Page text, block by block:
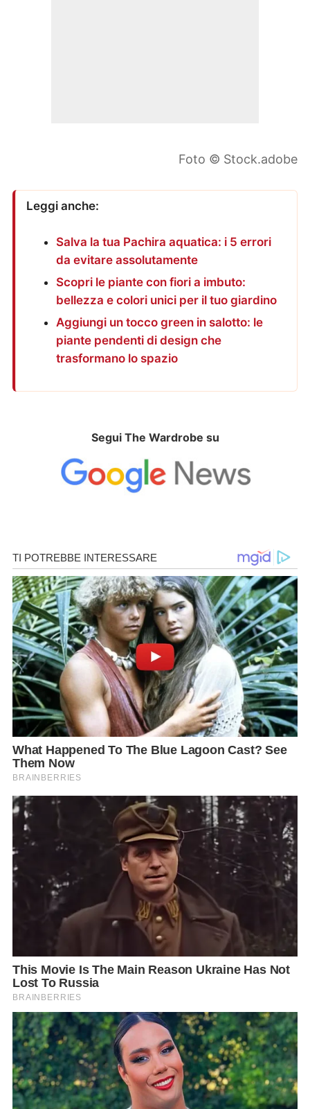
Foto © Stock.adobe
Leggi anche:
Salva la tua Pachira aquatica: i 5 errori
da evitare assolutamente
Scopri le piante con fiori a imbuto:
bellezza e colori unici per il tuo giardino
Aggiungi un tocco green in salotto: le
piante pendenti di design che
trasformano lo spazio
Segui The Wardrobe su